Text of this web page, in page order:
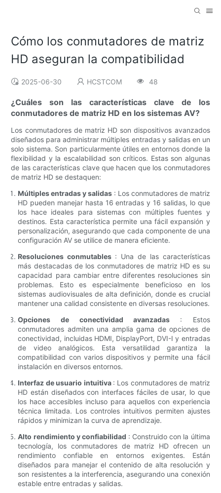
Cómo los conmutadores de matriz
HD aseguran la compatibilidad
2025-06-30 HCSTCOM 48
¿Cuáles son las características clave de los
conmutadores de matriz HD en los sistemas AV?
Los conmutadores de matriz HD son dispositivos avanzados
diseñados para administrar múltiples entradas y salidas en un
solo sistema. Son particularmente útiles en entornos donde la
flexibilidad y la escalabilidad son críticos. Estas son algunas
de las características clave que hacen que los conmutadores
de matriz HD se destaquen:
Múltiples entradas y salidas : Los conmutadores de matriz
HD pueden manejar hasta 16 entradas y 16 salidas, lo que
los hace ideales para sistemas con múltiples fuentes y
destinos. Esta característica permite una fácil expansión y
personalización, asegurando que cada componente de una
configuración AV se utilice de manera eficiente.
Resoluciones conmutables : Una de las características
más destacadas de los conmutadores de matriz HD es su
capacidad para cambiar entre diferentes resoluciones sin
problemas. Esto es especialmente beneficioso en los
sistemas audiovisuales de alta definición, donde es crucial
mantener una calidad consistente en diversas resoluciones.
Opciones de conectividad avanzadas : Estos
conmutadores admiten una amplia gama de opciones de
conectividad, incluidas HDMI, DisplayPort, DVI-I y entradas
de video analógicos. Esta versatilidad garantiza la
compatibilidad con varios dispositivos y permite una fácil
instalación en diversos entornos.
Interfaz de usuario intuitiva : Los conmutadores de matriz
HD están diseñados con interfaces fáciles de usar, lo que
los hace accesibles incluso para aquellos con experiencia
técnica limitada. Los controles intuitivos permiten ajustes
rápidos y minimizan la curva de aprendizaje.
Alto rendimiento y confiabilidad : Construido con la última
tecnología, los conmutadores de matriz HD ofrecen un
rendimiento confiable en entornos exigentes. Están
diseñados para manejar el contenido de alta resolución y
son resistentes a la interferencia, asegurando una conexión
estable entre entradas y salidas.